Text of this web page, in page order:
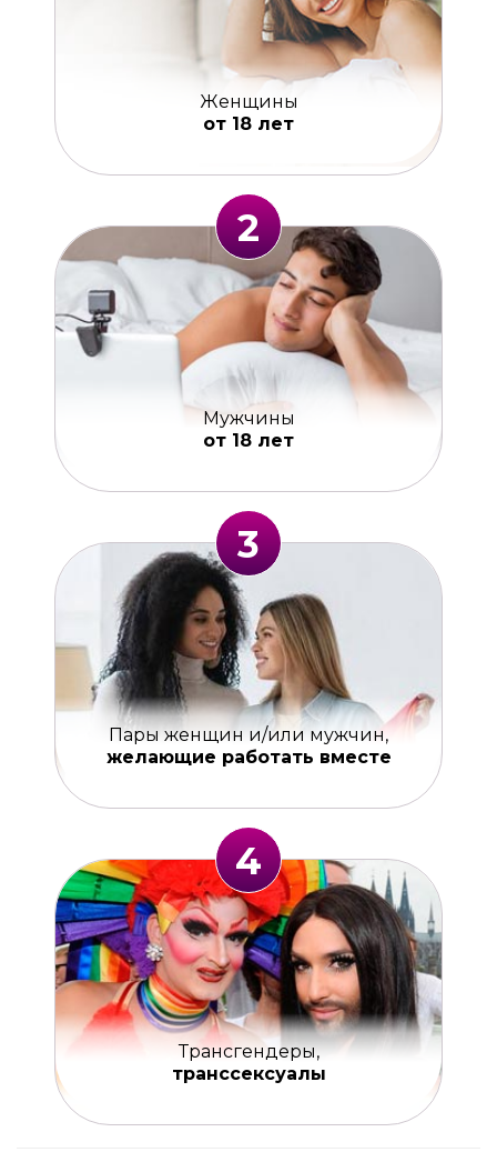
Женщины
от 18 лет
2
Мужчины
от 18 лет
3
Пары женщин и/или мужчин,
желающие работать вместе
4
Трансгендеры,
транссексуалы